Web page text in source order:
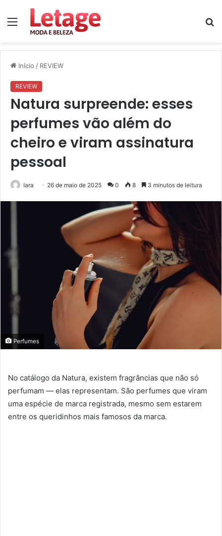
Menu
Início / REVIEW
REVIEW
Natura surpreende: esses
perfumes vão além do
cheiro e viram assinatura
pessoal
Iara 26 de maio de 2025 0 8 3 minutos de leitura
Perfumes
No catálogo da Natura, existem fragrâncias que não só
perfumam — elas representam. São perfumes que viram
uma espécie de marca registrada, mesmo sem estarem
entre os queridinhos mais famosos da marca.